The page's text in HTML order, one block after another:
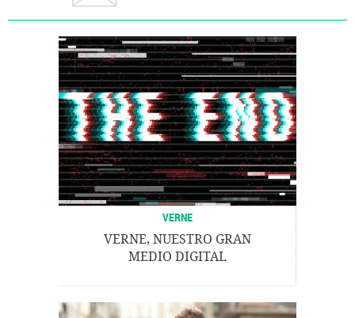
VERNE
VERNE, NUESTRO GRAN
MEDIO DIGITAL